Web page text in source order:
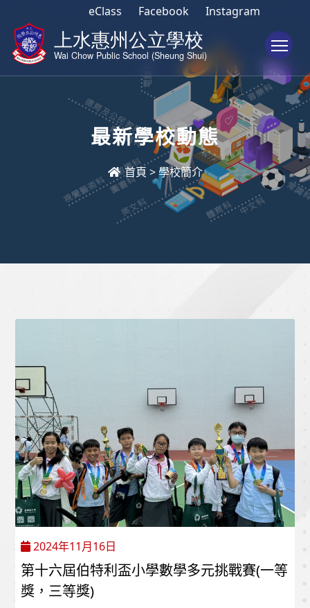
eClass Facebook Instagram
最新學校動態
首頁 > 學校簡介
2024年11月16日
第十六屆伯特利盃小學數學多元挑戰賽(一等
獎，三等獎)